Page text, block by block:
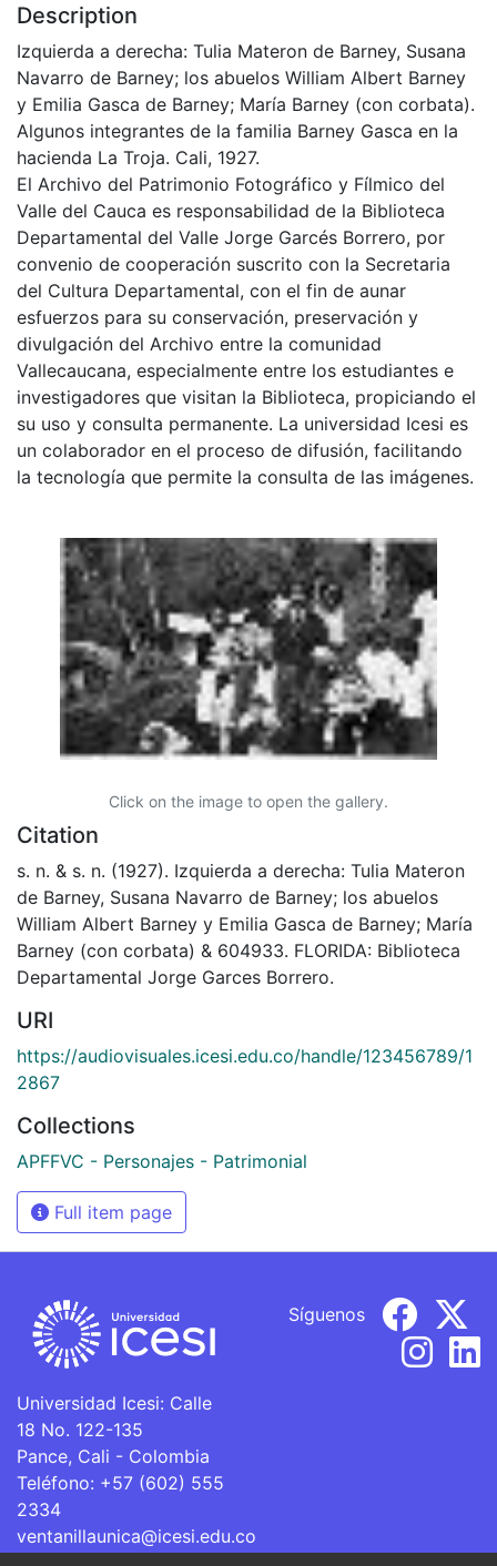
Description
Izquierda a derecha: Tulia Materon de Barney, Susana
Navarro de Barney; los abuelos William Albert Barney
y Emilia Gasca de Barney; María Barney (con corbata).
Algunos integrantes de la familia Barney Gasca en la
hacienda La Troja. Cali, 1927.
El Archivo del Patrimonio Fotográfico y Fílmico del
Valle del Cauca es responsabilidad de la Biblioteca
Departamental del Valle Jorge Garcés Borrero, por
convenio de cooperación suscrito con la Secretaria
del Cultura Departamental, con el fin de aunar
esfuerzos para su conservación, preservación y
divulgación del Archivo entre la comunidad
Vallecaucana, especialmente entre los estudiantes e
investigadores que visitan la Biblioteca, propiciando el
su uso y consulta permanente. La universidad Icesi es
un colaborador en el proceso de difusión, facilitando
la tecnología que permite la consulta de las imágenes.
Click on the image to open the gallery.
Citation
s. n. & s. n. (1927). Izquierda a derecha: Tulia Materon
de Barney, Susana Navarro de Barney; los abuelos
William Albert Barney y Emilia Gasca de Barney; María
Barney (con corbata) & 604933. FLORIDA: Biblioteca
Departamental Jorge Garces Borrero.
URI
https://audiovisuales.icesi.edu.co/handle/123456789/1
2867
Collections
APFFVC - Personajes - Patrimonial
Full item page
Universidad Icesi: Calle
18 No. 122-135
Pance, Cali - Colombia
Teléfono: +57 (602) 555
2334
ventanillaunica@icesi.edu.co
Síguenos